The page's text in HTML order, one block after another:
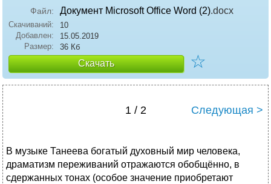
Файл: Документ Microsoft Office Word (2).docx
Скачиваний:
10
Добавлен:
15.05.2019
Размер:
36 Кб
Скачать ☆
1 / 2 Следующая >
В музыке Танеева богатый духовный мир человека,
драматизм переживаний отражаются обобщённо, в
сдержанных тонах (особое значение приобретают